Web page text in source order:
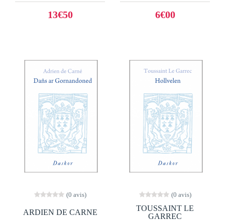
13€50 6€00
(0 avis)
ARDIEN DE CARNE
(0 avis)
TOUSSAINT LE
GARREC